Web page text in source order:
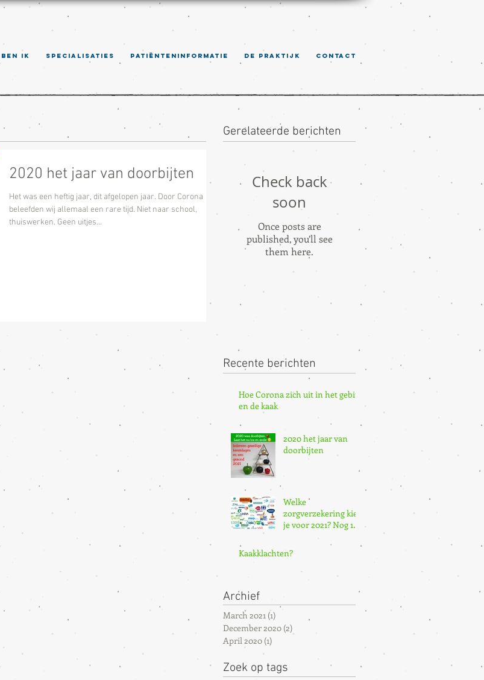
IK SPECIALISATIES PATIËNTENINFORMATIE DE PRAKTIJK CONTACT
2020 het jaar van doorbijten
Het was een heftig jaar, dit afgelopen jaar. Door Corona
beleefden wij allemaal een rare tijd. Niet naar school,
thuiswerken. Geen uitjes...
Gerelateerde berichten
Check back
soon
Once posts are
published, you’ll see
them here.
Recente berichten
Hoe Corona zich uit in het gebit
en de kaak
2020 het jaar van
doorbijten
Welke
zorgverzekering kies
je voor 2021? Nog 10
dagen om over te
stappen.
Kaakklachten?
Archief
March 2021 (1)
December 2020 (2)
April 2020 (1)
Zoek op tags